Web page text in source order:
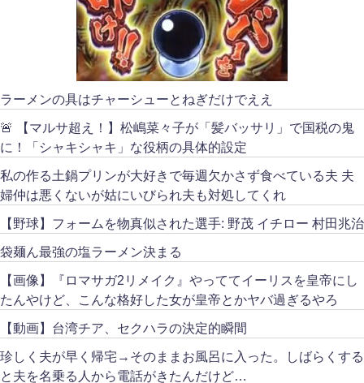
ラーメンの具はチャーシューとねぎだけでええ
🚨 【マルサ超え！】松嶋菜々子が「髪バッサリ」で国税の鬼
に！「シャキシャキ」な役柄の具体的設定
私の作る土鍋プリンが大好きで毎週欠かさず食べている夫 夫
婦仲は悪くないが姑にいびられ夫も対処してくれ
【野球】フォームを物真似された選手: 野茂 イチロー 村田兆治
袋麺ん最強の塩ラーメン決まる
【画像】『ロマサガ2リメイク』やっててイーリスを皇帝にし
たんやけど、こんな格好した女が皇帝とかヤバ過ぎるやろ
【動画】台湾チア、セクハラの決定的瞬間
珍しく夫が早く帰宅→そのままお風呂に入った。しばらくする
と夫を名乗る人から電話がきたんだけど…